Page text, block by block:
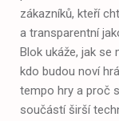
zákazníků, kteří
a transparentní
Blok ukáže, jak se
kdo budou noví
tempo hry a proč
součástí širší